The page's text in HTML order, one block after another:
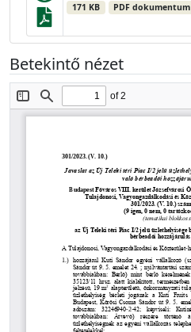
171 KB PDF dokumentum
Betekintő nézet